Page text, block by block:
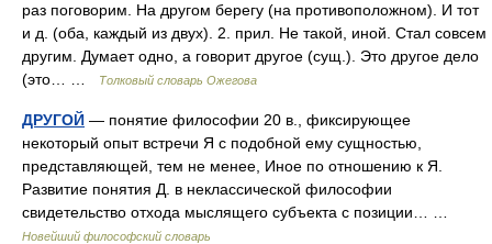
раз поговорим. На другом берегу (на противоположном). И тот
и д. (оба, каждый из двух). 2. прил. Не такой, иной. Стал совсем
другим. Думает одно, а говорит другое (сущ.). Это другое дело
(это… …
Толковый словарь Ожегова
ДРУГОЙ — понятие философии 20 в., фиксирующее
некоторый опыт встречи Я с подобной ему сущностью,
представляющей, тем не менее, Иное по отношению к Я.
Развитие понятия Д. в неклассической философии
свидетельство отхода мыслящего субъекта с позиции… …
Новейший философский словарь